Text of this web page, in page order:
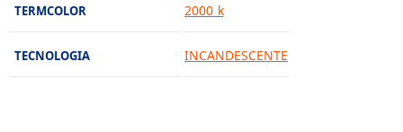
TERMCOLOR 2000 k
TECNOLOGIA INCANDESCENTE